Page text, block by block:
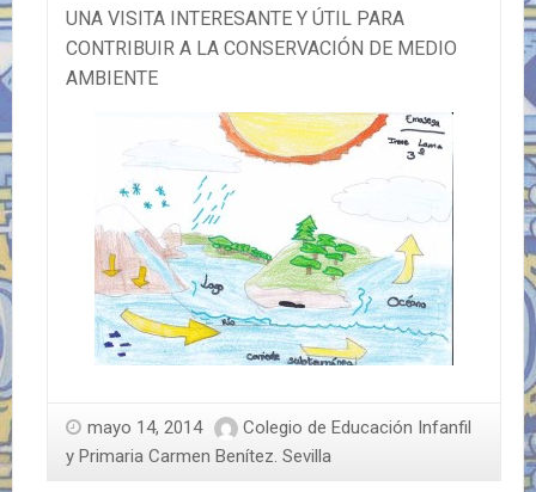
UNA VISITA INTERESANTE Y ÚTIL PARA
CONTRIBUIR A LA CONSERVACIÓN DE MEDIO
AMBIENTE
mayo 14, 2014
Colegio de Educación Infanfil
y Primaria Carmen Benítez. Sevilla